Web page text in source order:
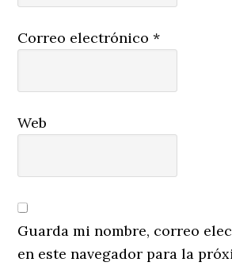
Correo electrónico*
Web
Guarda mi nombre, correo
en este navegador para la